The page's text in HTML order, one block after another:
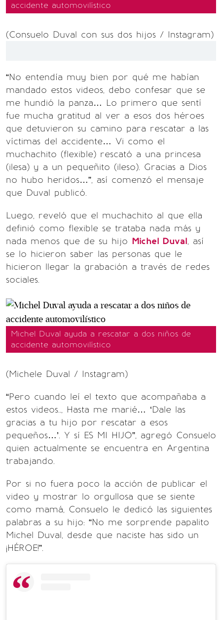
accidente automovilístico
(Consuelo Duval con sus dos hijos / Instagram)
“No entendía muy bien por qué me habían
mandado estos videos, debo confesar que se
me hundió la panza… Lo primero que sentí
fue mucha gratitud al ver a esos dos héroes
que detuvieron su camino para rescatar a las
víctimas del accidente… Vi como el
muchachito (flexible) rescató a una princesa
(ilesa) y a un pequeñito (ileso). Gracias a Dios
no hubo heridos…”, así comenzó el mensaje
que Duval publicó.
Luego, reveló que el muchachito al que ella
definió como flexible se trataba nada más y
nada menos que de su hijo Michel Duval, así
se lo hicieron saber las personas que le
hicieron llegar la grabación a través de redes
sociales.
Michel Duval ayuda a rescatar a dos niños de
accidente automovilístico
(Michele Duval / Instagram)
“Pero cuando leí el texto que acompañaba a
estos videos.., Hasta me marié… ‘Dale las
gracias a tu hijo por rescatar a esos
pequeños…’. Y sí ES MI HIJO”, agregó Consuelo
quien actualmente se encuentra en Argentina
trabajando.
Por si no fuera poco la acción de publicar el
video y mostrar lo orgullosa que se siente
como mamá, Consuelo le dedicó las siguientes
palabras a su hijo: “No me sorprende papalito
Michel Duval, desde que naciste has sido un
¡HÉROE!”.